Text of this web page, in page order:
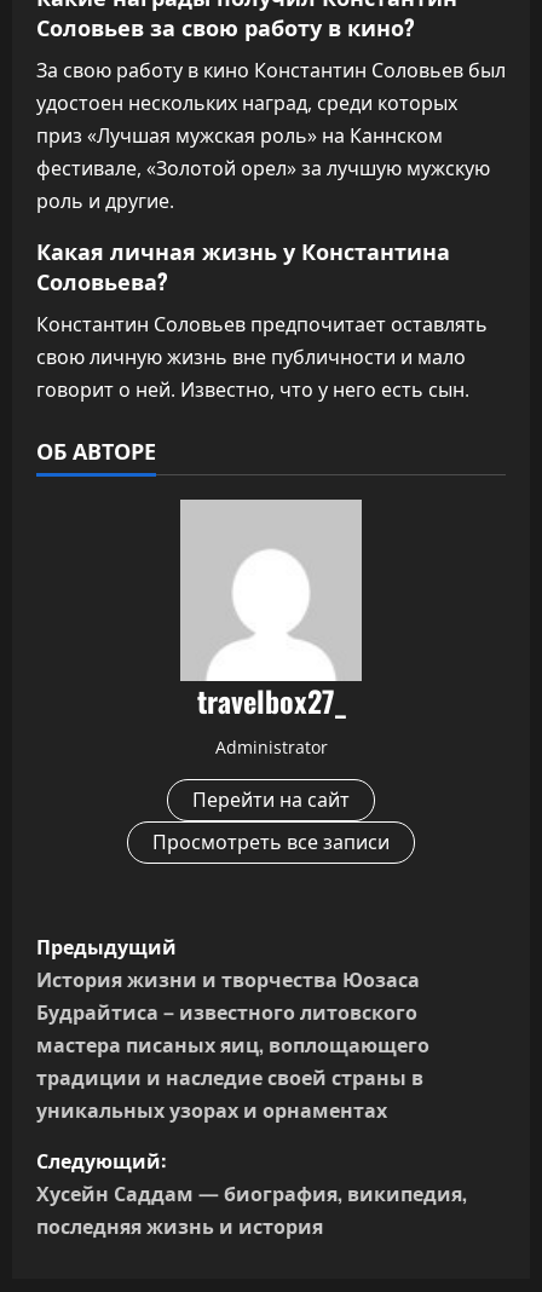
Соловьев за свою работу в кино?
За свою работу в кино Константин Соловьев был
удостоен нескольких наград, среди которых
приз «Лучшая мужская роль» на Каннском
фестивале, «Золотой орел» за лучшую мужскую
роль и другие.
Какая личная жизнь у Константина
Соловьева?
Константин Соловьев предпочитает оставлять
свою личную жизнь вне публичности и мало
говорит о ней. Известно, что у него есть сын.
ОБ АВТОРЕ
travelbox27_
Administrator
Перейти на сайт
Просмотреть все записи
Н
а
в
и
г
а
ц
Предыдущий
История жизни и творчества Юозаса
Будрайтиса – известного литовского
мастера писаных яиц, воплощающего
традиции и наследие своей страны в
уникальных узорах и орнаментах
Следующий:
Хусейн Саддам — биография, википедия,
последняя жизнь и история